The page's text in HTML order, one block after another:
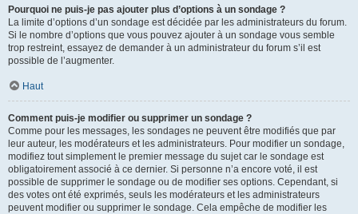
Pourquoi ne puis-je pas ajouter plus d’options à un sondage ?
La limite d’options d’un sondage est décidée par les administrateurs du forum.
Si le nombre d’options que vous pouvez ajouter à un sondage vous semble
trop restreint, essayez de demander à un administrateur du forum s’il est
possible de l’augmenter.
Haut
Comment puis-je modifier ou supprimer un sondage ?
Comme pour les messages, les sondages ne peuvent être modifiés que par
leur auteur, les modérateurs et les administrateurs. Pour modifier un sondage,
modifiez tout simplement le premier message du sujet car le sondage est
obligatoirement associé à ce dernier. Si personne n’a encore voté, il est
possible de supprimer le sondage ou de modifier ses options. Cependant, si
des votes ont été exprimés, seuls les modérateurs et les administrateurs
peuvent modifier ou supprimer le sondage. Cela empêche de modifier les